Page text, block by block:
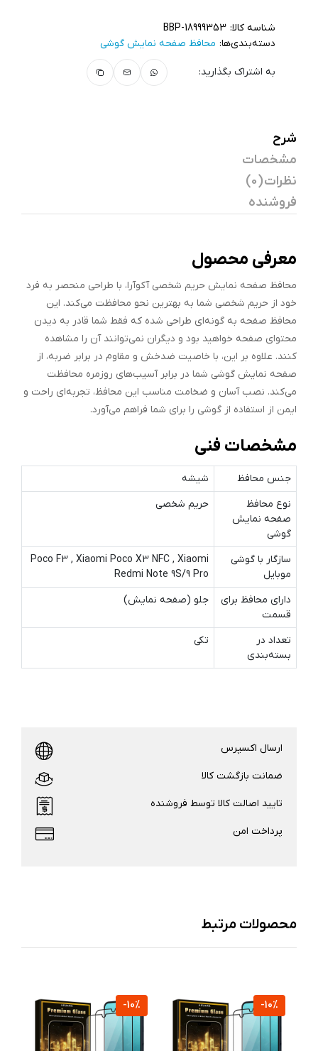
شناسه کالا: BBP-18999353
دسته‌بندی‌ها: محافظ صفحه نمایش گوشی
به اشتراک بگذارید:
شرح
مشخصات
نظرات (0)
فروشنده
معرفی محصول
محافظ صفحه نمایش حریم شخصی آکوآرا، با طراحی منحصر به فرد
خود از حریم شخصی شما به بهترین نحو محافظت می‌کند. این
محافظ صفحه به گونه‌ای طراحی شده که فقط شما قادر به دیدن
محتوای صفحه خواهید بود و دیگران نمی‌توانند آن را مشاهده
کنند. علاوه بر این، با خاصیت ضدخش و مقاوم در برابر ضربه، از
صفحه نمایش گوشی شما در برابر آسیب‌های روزمره محافظت
می‌کند. نصب آسان و ضخامت مناسب این محافظ، تجربه‌ای راحت و
ایمن از استفاده از گوشی را برای شما فراهم می‌آورد.
مشخصات فنی
جنس محافظ
شیشه
نوع محافظ
صفحه نمایش
گوشی
حریم شخصی
سازگار با گوشی
موبایل
Poco F3 , Xiaomi Poco X3 NFC , Xiaomi
Redmi Note 9S/9 Pro
دارای محافظ برای
قسمت
جلو (صفحه نمایش)
تعداد در
بسته‌بندی
تکی
ارسال اکسپرس
ضمانت بازگشت کالا
تایید اصالت کالا توسط فروشنده
پرداخت امن
محصولات مرتبط
-10%
-10%